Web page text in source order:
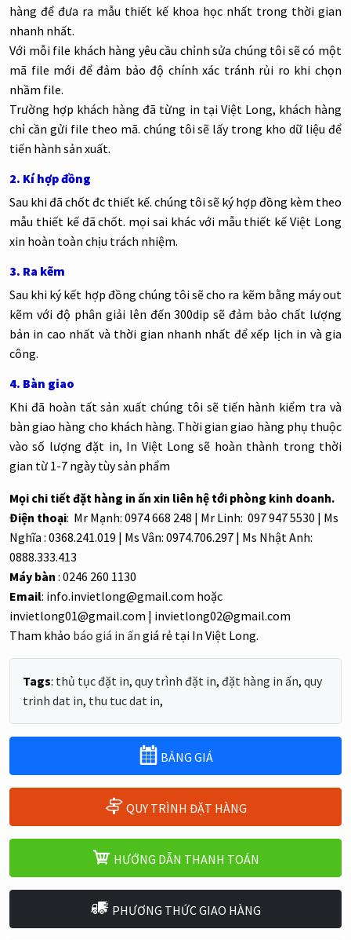
hàng để đưa ra mẫu thiết kế khoa học nhất trong thời gian
nhanh nhất.
Với mỗi file khách hàng yêu cầu chỉnh sửa chúng tôi sẽ có một
mã file mới để đảm bảo độ chính xác tránh rủi ro khi chọn
nhầm file.
Trường hợp khách hàng đã từng in tại Việt Long, khách hàng
chỉ cần gửi file theo mã. chúng tôi sẽ lấy trong kho dữ liệu để
tiến hành sản xuất.
2. Kí hợp đồng
Sau khi đã chốt đc thiết kế. chúng tôi sẽ ký hợp đồng kèm theo
mẫu thiết kế đã chốt. mọi sai khác với mẫu thiết kế Việt Long
xin hoàn toàn chịu trách nhiệm.
3. Ra kẽm
Sau khi ký kết hợp đồng chúng tôi sẽ cho ra kẽm bằng máy out
kẽm với độ phân giải lên đến 300dip sẽ đảm bảo chất lượng
bản in cao nhất và thời gian nhanh nhất để xếp lịch in và gia
công.
4. Bàn giao
Khi đã hoàn tất sản xuất chúng tôi sẽ tiến hành kiểm tra và
bàn giao hàng cho khách hàng. Thời gian giao hàng phụ thuộc
vào số lượng đặt in, In Việt Long sẽ hoàn thành trong thời
gian từ 1-7 ngày tùy sản phẩm
Mọi chi tiết đặt hàng in ấn xin liên hệ tới phòng kinh doanh.
Điện thoại: Mr Mạnh: 0974 668 248 | Mr Linh: 097 947 5530 | Ms
Nghĩa : 0368.241.019 | Ms Vân: 0974.706.297 | Ms Nhật Anh:
0888.333.413
Máy bàn : 0246 260 1130
Email: info.invietlong@gmail.com hoặc
invietlong01@gmail.com | invietlong02@gmail.com
Tham khảo báo giá in ấn giá rẻ tại In Việt Long.
Tags: thủ tục đặt in, quy trình đặt in, đặt hàng in ấn, quy
trinh dat in, thu tuc dat in,
BẢNG GIÁ
QUY TRÌNH ĐẶT HÀNG
HƯỚNG DẪN THANH TOÁN
PHƯƠNG THỨC GIAO HÀNG